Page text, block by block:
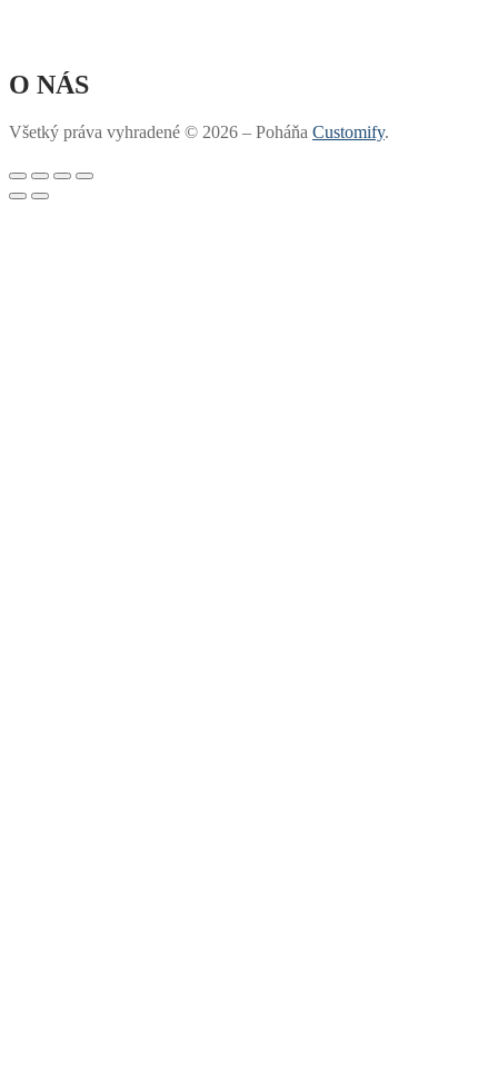
O NÁS
Všetký práva vyhradené © 2026 – Poháňa Customify.